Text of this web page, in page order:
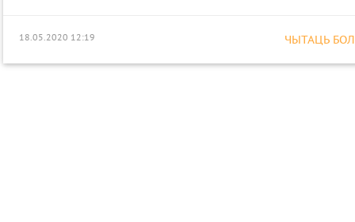
ЧЫТАЦЬ
18.05.2020 12:19